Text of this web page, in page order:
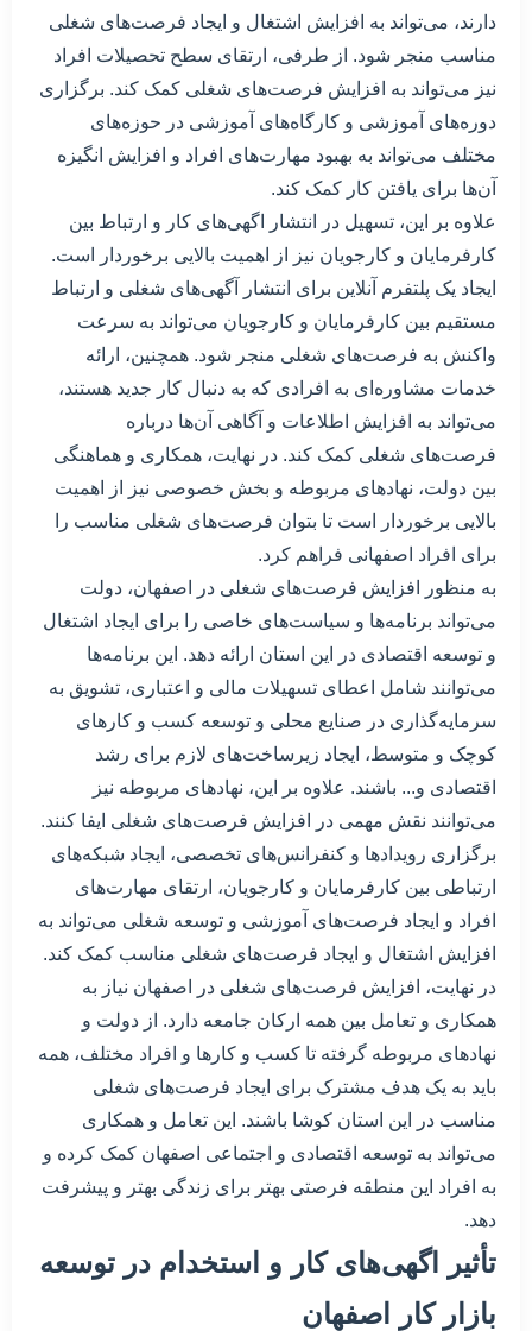
دارند، می‌تواند به افزایش اشتغال و ایجاد فرصت‌های شغلی
مناسب منجر شود. از طرفی، ارتقای سطح تحصیلات افراد
نیز می‌تواند به افزایش فرصت‌های شغلی کمک کند. برگزاری
دوره‌های آموزشی و کارگاه‌های آموزشی در حوزه‌های
مختلف می‌تواند به بهبود مهارت‌های افراد و افزایش انگیزه
آن‌ها برای یافتن کار کمک کند.
علاوه بر این، تسهیل در انتشار اگهی‌های کار و ارتباط بین
کارفرمایان و کارجویان نیز از اهمیت بالایی برخوردار است.
ایجاد یک پلتفرم آنلاین برای انتشار آگهی‌های شغلی و ارتباط
مستقیم بین کارفرمایان و کارجویان می‌تواند به سرعت
واکنش به فرصت‌های شغلی منجر شود. همچنین، ارائه
خدمات مشاوره‌ای به افرادی که به دنبال کار جدید هستند،
می‌تواند به افزایش اطلاعات و آگاهی آن‌ها درباره
فرصت‌های شغلی کمک کند. در نهایت، همکاری و هماهنگی
بین دولت، نهادهای مربوطه و بخش خصوصی نیز از اهمیت
بالایی برخوردار است تا بتوان فرصت‌های شغلی مناسب را
برای افراد اصفهانی فراهم کرد.
به منظور افزایش فرصت‌های شغلی در اصفهان، دولت
می‌تواند برنامه‌ها و سیاست‌های خاصی را برای ایجاد اشتغال
و توسعه اقتصادی در این استان ارائه دهد. این برنامه‌ها
می‌توانند شامل اعطای تسهیلات مالی و اعتباری، تشویق به
سرمایه‌گذاری در صنایع محلی و توسعه کسب و کارهای
کوچک و متوسط، ایجاد زیرساخت‌های لازم برای رشد
اقتصادی و... باشند. علاوه بر این، نهادهای مربوطه نیز
می‌توانند نقش مهمی در افزایش فرصت‌های شغلی ایفا کنند.
برگزاری رویدادها و کنفرانس‌های تخصصی، ایجاد شبکه‌های
ارتباطی بین کارفرمایان و کارجویان، ارتقای مهارت‌های
افراد و ایجاد فرصت‌های آموزشی و توسعه شغلی می‌تواند به
افزایش اشتغال و ایجاد فرصت‌های شغلی مناسب کمک کند.
در نهایت، افزایش فرصت‌های شغلی در اصفهان نیاز به
همکاری و تعامل بین همه ارکان جامعه دارد. از دولت و
نهادهای مربوطه گرفته تا کسب و کارها و افراد مختلف، همه
باید به یک هدف مشترک برای ایجاد فرصت‌های شغلی
مناسب در این استان کوشا باشند. این تعامل و همکاری
می‌تواند به توسعه اقتصادی و اجتماعی اصفهان کمک کرده و
به افراد این منطقه فرصتی بهتر برای زندگی بهتر و پیشرفت
دهد.
تأثیر اگهی‌های کار و استخدام در توسعه
بازار کار اصفهان